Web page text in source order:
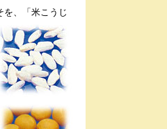
を、「米こうじ